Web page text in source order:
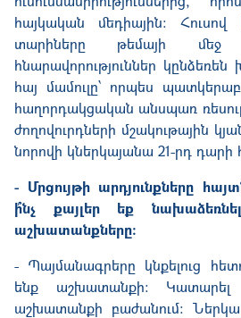
հայկական մեդիային:
տարիները թեմայի մեջ
հնարավորություններ
հայ մամուլը՝ որպես
հաղորդակցական անսպառ
ժողովուրդների մշակութային
նորովի կներկայանա 21-րդ դարի
- Մրցույթի արդյունքները
ի՞նչ քայլեր եք
աշխատանքները:
- Պայմանագրերը կնքելուց
ենք աշխատանքի:
աշխատանքի բաժանում: Ներկա